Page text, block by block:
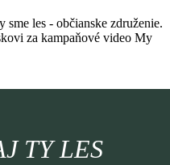
les - občianske združenie.
za kampaňové video My
TY LES